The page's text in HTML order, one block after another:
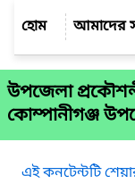
আমাদের
উপজেলা
কোম্পানীগঞ্জ
এই কনটেন্টটি